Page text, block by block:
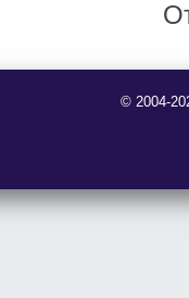
© 2004-